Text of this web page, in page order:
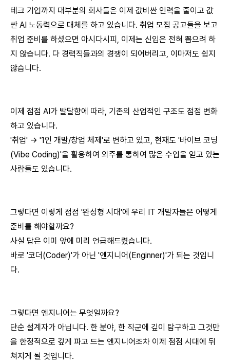
테크 기업까지 대부분의 회사들은 이제 값비싼 인력을 줄이고 값
싼 AI 노동력으로 대체를 하고 있습니다. 취업 모집 공고들을 보고
취업 준비를 하셨으면 아시다시피, 이제는 신입은 전혀 뽑으려 하
지 않습니다. 다 경력직들과의 경쟁이 되어버리고, 이마저도 쉽지
않습니다.
이제 점점 AI가 발달함에 따라, 기존의 산업적인 구조도 점점 변화
하고 있습니다.
'취업' → '1인 개발/창업 체제'로 변하고 있고, 현재도 '바이브 코딩
(Vibe Coding)'을 활용하여 외주를 통하여 많은 수입을 얻고 있는
사람들도 있습니다.
그렇다면 이렇게 점점 '완성형 시대'에 우리 IT 개발자들은 어떻게
준비를 해야할까요?
사실 답은 이미 앞에 미리 언급해드렸습니다.
바로 '코더(Coder)'가 아닌 '엔지니어(Enginner)'가 되는 것입니
다.
그렇다면 엔지니어는 무엇일까요?
단순 설계자가 아닙니다. 한 분야, 한 직군에 깊이 탐구하고 그것만
을 한정적으로 깊게 파고 드는 엔지니어조차 이제 점점 시대에 뒤
쳐지게 될 것입니다.